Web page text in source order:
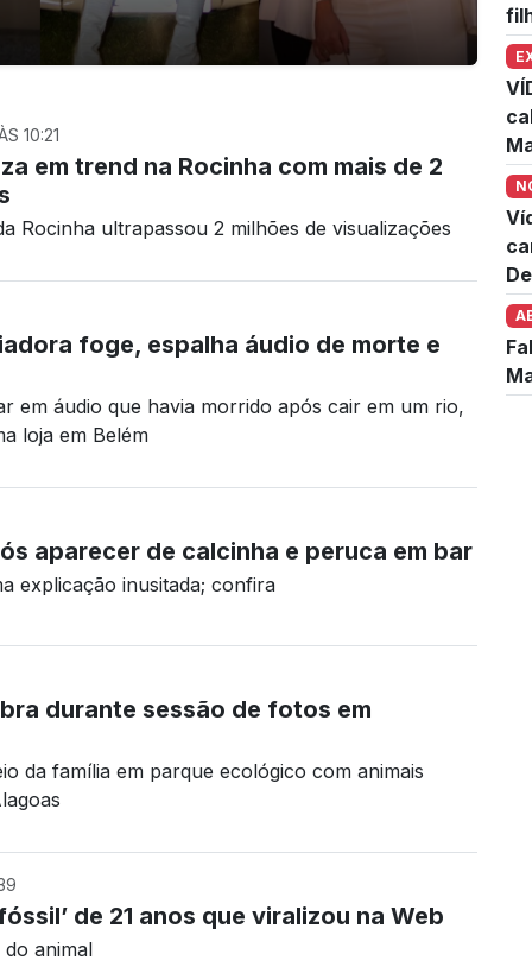
10:21
em trend na Rocinha com mais de 2
Rocinha ultrapassou 2 milhões de visualizações
foge, espalha áudio de morte e
em áudio que havia morrido após cair em um rio,
loja em Belém
aparecer de calcinha e peruca em bar
explicação inusitada; confira
durante sessão de fotos em
da família em parque ecológico com animais
de 21 anos que viralizou na Web
animal